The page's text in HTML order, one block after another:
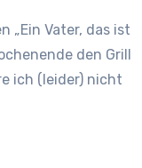
den Grill
ich (leider) nicht